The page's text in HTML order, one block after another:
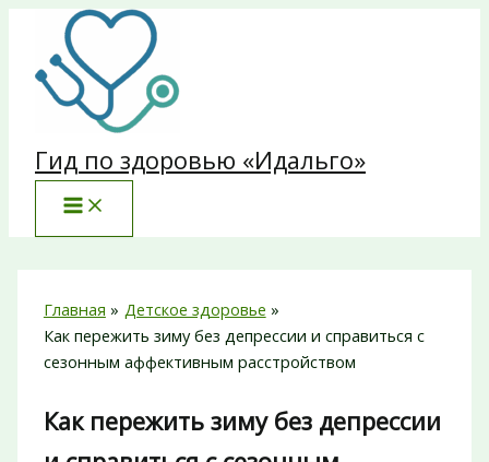
Перейти
содержимому
Гид по здоровью «Идальго»
Главная
Детское здоровье
Как пережить зиму без депрессии и справиться с
сезонным аффективным расстройством
Как пережить зиму без депрессии